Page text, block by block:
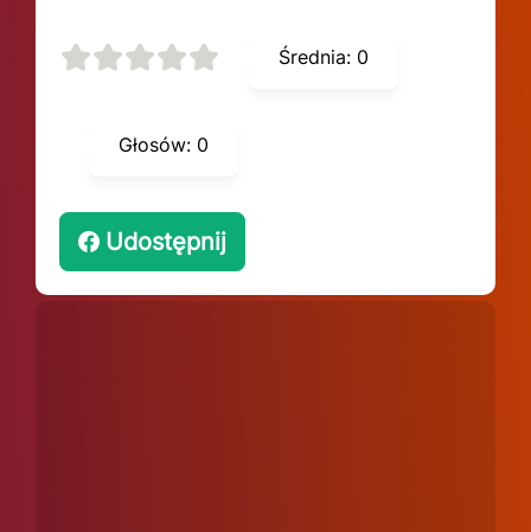
Średnia: 0
Głosów: 0
Udostępnij